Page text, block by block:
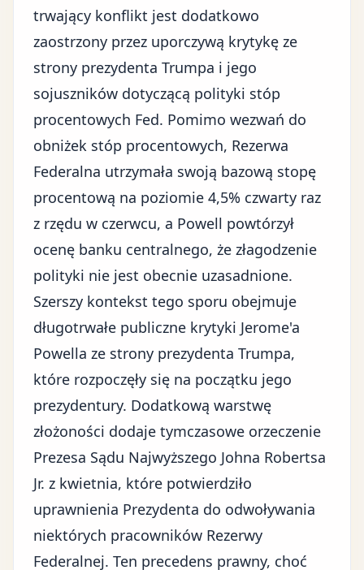
trwający konflikt jest dodatkowo
zaostrzony przez uporczywą krytykę ze
strony prezydenta Trumpa i jego
sojuszników dotyczącą polityki stóp
procentowych Fed. Pomimo wezwań do
obniżek stóp procentowych, Rezerwa
Federalna utrzymała swoją bazową stopę
procentową na poziomie 4,5% czwarty raz
z rzędu w czerwcu, a Powell powtórzył
ocenę banku centralnego, że złagodzenie
polityki nie jest obecnie uzasadnione.
Szerszy kontekst tego sporu obejmuje
długotrwałe publiczne krytyki Jerome'a
Powella ze strony prezydenta Trumpa,
które rozpoczęły się na początku jego
prezydentury. Dodatkową warstwę
złożoności dodaje tymczasowe orzeczenie
Prezesa Sądu Najwyższego Johna Robertsa
Jr. z kwietnia, które potwierdziło
uprawnienia Prezydenta do odwoływania
niektórych pracowników Rezerwy
Federalnej. Ten precedens prawny, choć